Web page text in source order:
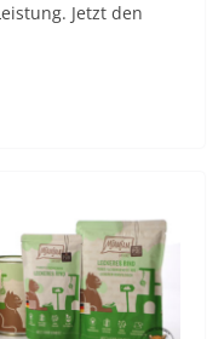
Jetzt den